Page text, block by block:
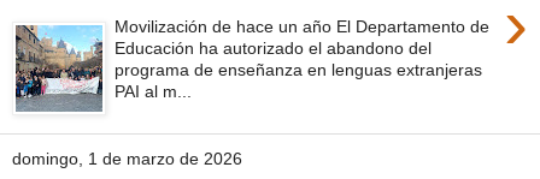
›
Movilización de hace un año El Departamento de
Educación ha autorizado el abandono del
programa de enseñanza en lenguas extranjeras
PAI al m...
domingo, 1 de marzo de 2026